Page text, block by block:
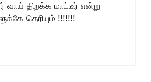
வாய் திறக்க மாட்டீர் என்று
தெரியும் !!!!!!!